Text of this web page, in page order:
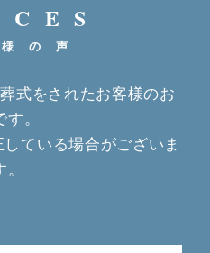
の声
式をされたお客様のお
。
ている場合がございま